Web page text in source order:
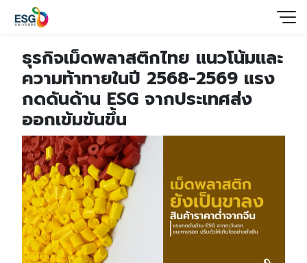
ธุรกิจเม็ดพลาสติกไทย แนวโน้มและ
ความท้าทายในปี 2568-2569 แรง
กดดันด้าน ESG จากประเทศส่ง
ออกเข้มข้นขึ้น